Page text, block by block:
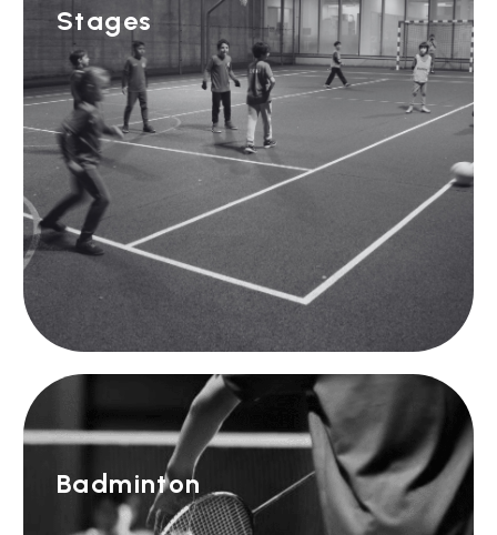
Stages
Badminton